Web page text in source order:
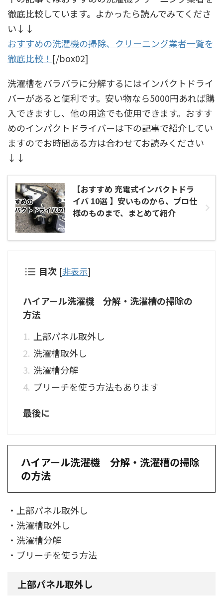
徹底比較しています。よかったら読んでみてくださ
い↓↓
おすすめの洗濯機の掃除、クリーニング業者一覧を
徹底比較！ [/box02]
洗濯槽をバラバラに分解するにはインパクトドライ
バーがあると便利です。安い物なら5000円あれば購
入できますし、他の用途でも使用できます。おすす
めのインパクトドライバーは下の記事で紹介してい
ますのでお時間ある方は合わせてお読みください
↓↓
【おすすめ 充電式インパクトドラ
イバ 10選 】安いものから、プロ仕
様のものまで、まとめて紹介
目次 [非表示]
ハイアール洗濯機 分解・洗濯槽の掃除の
方法
上部パネル取外し
洗濯槽取外し
洗濯槽分解
ブリーチを使う方法もあります
最後に
ハイアール洗濯機 分解・洗濯槽の掃除
の方法
・上部パネル取外し
・洗濯槽取外し
・洗濯槽分解
・ブリーチを使う方法
上部パネル取外し